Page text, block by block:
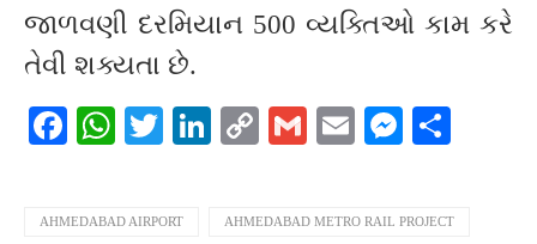
જાળવણી દરમિયાન 500 વ્યક્તિઓ કામ કરે
તેવી શક્યતા છે.
Facebook
WhatsApp
TwitterLinkedIn
CopyGmailEmail
AHMEDABAD AIRPORT AHMEDABAD METRO RAIL PROJECT